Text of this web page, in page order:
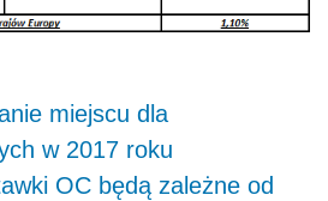
miejscu dla
w 2017 roku
OC będą zależne od